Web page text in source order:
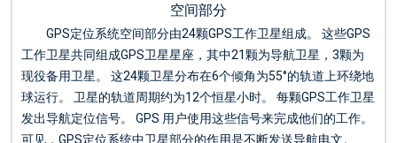
空间部分
GPS定位系统空间部分由24颗GPS工作卫星组成。 这些GPS
工作卫星共同组成GPS卫星星座，其中21颗为导航卫星，3颗为
现役备用卫星。 这24颗卫星分布在6个倾角为55°的轨道上环绕地
球运行。 卫星的轨道周期约为12个恒星小时。 每颗GPS工作卫星
发出导航定位信号。 GPS 用户使用这些信号来完成他们的工作。
可见，GPS定位系统中卫星部分的作用是不断发送导航电文。